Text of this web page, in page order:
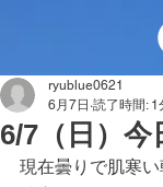
6/7（日）
ryublue0621
6月7日 読了時間: 1
現在曇りで肌寒